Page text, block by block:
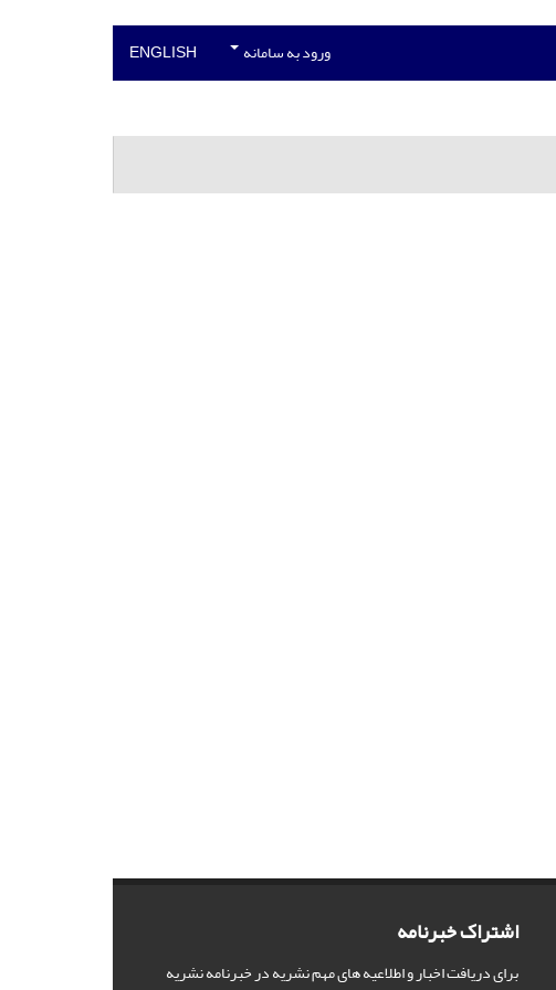
ورود به سامانه ENGLISH
اشتراک خبرنامه
برای دریافت اخبار و اطلاعیه های مهم نشریه در خبرنامه نشریه